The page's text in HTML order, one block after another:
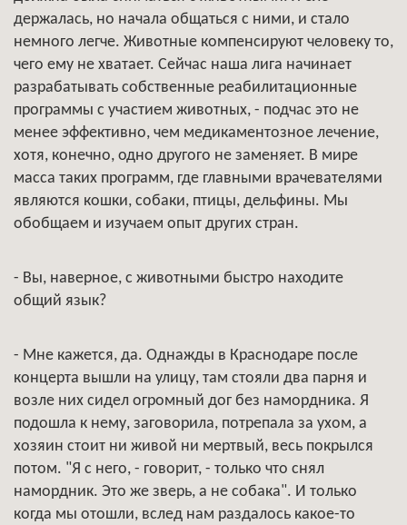
держалась, но начала общаться с ними, и стало
немного легче. Животные компенсируют человеку то,
чего ему не хватает. Сейчас наша лига начинает
разрабатывать собственные реабилитационные
программы с участием животных, - подчас это не
менее эффективно, чем медикаментозное лечение,
хотя, конечно, одно другого не заменяет. В мире
масса таких программ, где главными врачевателями
являются кошки, собаки, птицы, дельфины. Мы
обобщаем и изучаем опыт других стран.
- Вы, наверное, с животными быстро находите
общий язык?
- Мне кажется, да. Однажды в Краснодаре после
концерта вышли на улицу, там стояли два парня и
возле них сидел огромный дог без намордника. Я
подошла к нему, заговорила, потрепала за ухом, а
хозяин стоит ни живой ни мертвый, весь покрылся
потом. "Я с него, - говорит, - только что снял
намордник. Это же зверь, а не собака". И только
когда мы отошли, вслед нам раздалось какое-то